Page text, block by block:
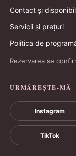
Contact și
Servicii și prețuri
Politica de
Rezervarea se
URMĂREȘTE-MĂ
Instagram
TikTok